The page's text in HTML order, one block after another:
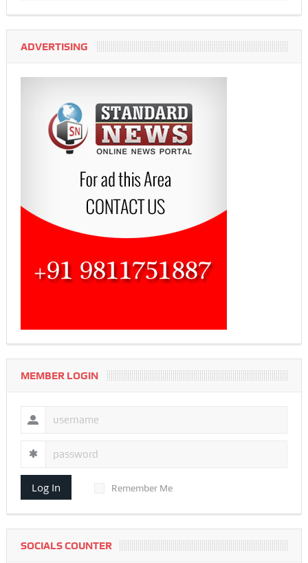
ADVERTISING
MEMBER LOGIN
Log In Remember Me
SOCIALS COUNTER